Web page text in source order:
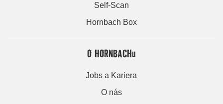
Self-Scan
Hornbach Box
O HORNBACHu
Jobs a Kariera
O nás